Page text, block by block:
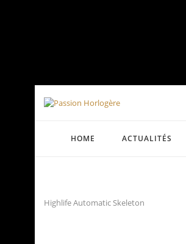
HOME ACTUALITÉS
Highlife Automatic Skeleton